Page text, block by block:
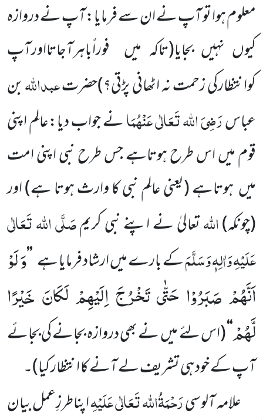
معلوم ہوا تو آپ نے ان سے فرمایا:آپ نے دروازہ
کیوں نہیں بجایا(تاکہ میں فوراًباہرآجاتااورآپ
کوانتظارکی زحمت نہ اٹھانی پڑتی؟)حضرتعبداللہبن
عباسرَضِیَ اللہ تَعَالٰی عَنْہُمَانے جواب دیا:عالِم اپنی
قوم میں اس طرح ہوتاہے جس طرح نبی اپنی امت
میں ہوتاہے(یعنی عالِم نبی کا وارث ہوتا ہے)اور
(چونکہ)اللہتعالیٰ نے اپنے نبی کریمصَلَّی اللہ تَعَالٰی
عَلَیْہِ وَاٰلِہٖ وَسَلَّمَکے بارے میں ارشاد فرمایا ہے’’وَ لَوْ
اَنَّهُمْ صَبَرُوْا حَتّٰى تَخْرُجَ اِلَیْهِمْ لَكَانَ خَیْرًا
لَّهُمْ‘‘(اس لئے میں نے بھی دروازہ بجانے کی بجائے
آپ کے خود ہی تشریف لے آنے کا انتظار کیا)۔
علامہ آلوسیرَحْمَۃُاللہ تَعَالٰی عَلَیْہِاپناطرزِعمل بیان